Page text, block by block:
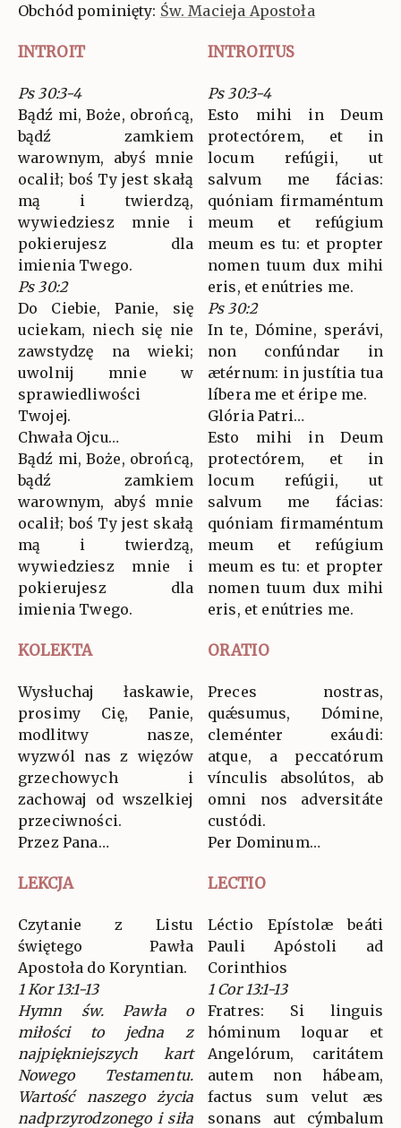
Obchód pominięty: Św. Macieja Apostoła
INTROIT INTROITUS
Ps 30:3-4
Bądź mi, Boże, obrońcą,
bądź zamkiem
warownym, abyś mnie
ocalił; boś Ty jest skałą
mą i twierdzą,
wywiedziesz mnie i
pokierujesz dla
imienia Twego.
Ps 30:2
Do Ciebie, Panie, się
uciekam, niech się nie
zawstydzę na wieki;
uwolnij mnie w
sprawiedliwości
Twojej.
Chwała Ojcu…
Bądź mi, Boże, obrońcą,
bądź zamkiem
warownym, abyś mnie
ocalił; boś Ty jest skałą
mą i twierdzą,
wywiedziesz mnie i
pokierujesz dla
imienia Twego.
Ps 30:3-4
Esto mihi in Deum
protectórem, et in
locum refúgii, ut
salvum me fácias:
quóniam firmaméntum
meum et refúgium
meum es tu: et propter
nomen tuum dux mihi
eris, et enútries me.
Ps 30:2
In te, Dómine, sperávi,
non confúndar in
ætérnum: in justítia tua
líbera me et éripe me.
Glória Patri…
Esto mihi in Deum
protectórem, et in
locum refúgii, ut
salvum me fácias:
quóniam firmaméntum
meum et refúgium
meum es tu: et propter
nomen tuum dux mihi
eris, et enútries me.
KOLEKTA ORATIO
Wysłuchaj łaskawie,
prosimy Cię, Panie,
modlitwy nasze,
wyzwól nas z więzów
grzechowych i
zachowaj od wszelkiej
przeciwności.
Przez Pana…
Preces nostras,
quǽsumus, Dómine,
cleménter exáudi:
atque, a peccatórum
vínculis absolútos, ab
omni nos adversitáte
custódi.
Per Dominum…
LEKCJA LECTIO
Czytanie z Listu
świętego Pawła
Apostoła do Koryntian.
1 Kor 13:1-13
Hymn św. Pawła o
miłości to jedna z
najpiękniejszych kart
Nowego Testamentu.
Wartość naszego życia
nadprzyrodzonego i siła
Léctio Epístolæ beáti
Pauli Apóstoli ad
Corinthios
1 Cor 13:1-13
Fratres: Si linguis
hóminum loquar et
Angelórum, caritátem
autem non hábeam,
factus sum velut æs
sonans aut cýmbalum